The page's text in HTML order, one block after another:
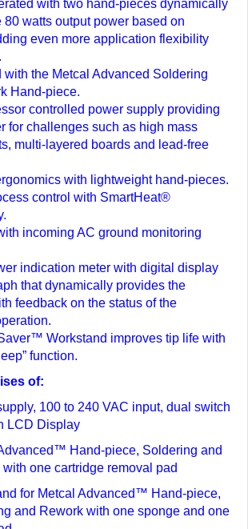
with two hand-pieces dynamically
80 watts output power based on
even more application flexibility
with the Metcal Advanced Soldering
Hand-piece.
controlled power supply providing
for challenges such as high mass
multi-layered boards and lead-free
with lightweight hand-pieces.
control with SmartHeat®
incoming AC ground monitoring
indication meter with digital display
that dynamically provides the
feedback on the status of the
Workstand improves tip life with
function.
of:
100 to 240 VAC input, dual switch
LCD Display
Hand-piece, Soldering and
with one cartridge removal pad
for Metcal Advanced™ Hand-piece,
and Rework with one sponge and one